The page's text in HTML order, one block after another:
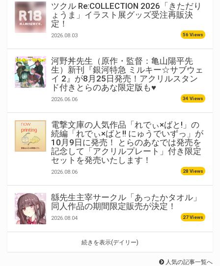
ツクル Re:COLLECTION 2026「きただり
ょうま」イラスト展グッズ受注再販決
定！
2026.08.03 56 Views
河野丼先生（原作・監督：亀山陽平先
生）新刊『銀河特急 ミルキー☆サブウェ
イ 2』が8月25日発売！アクリルスタン
ド付きとらのあな限定版も♥
2026.06.06 34 Views
電撃文庫の人気作品「れでぃ×ばと!」の
続編「れでぃ×ばと!! にゅうでいずっ」が
10月9日に発売！ とらのあなでは発売を
記念して「アクリルプレート」付き限定
セットを発売いたします！
2026.08.06 28 Views
緜先生主宰サークル「あったかタオル」
同人作品の期間限定販売が決定！
2026.08.04 27 Views
続きを表示(デイリー)
人気の記事一覧へ